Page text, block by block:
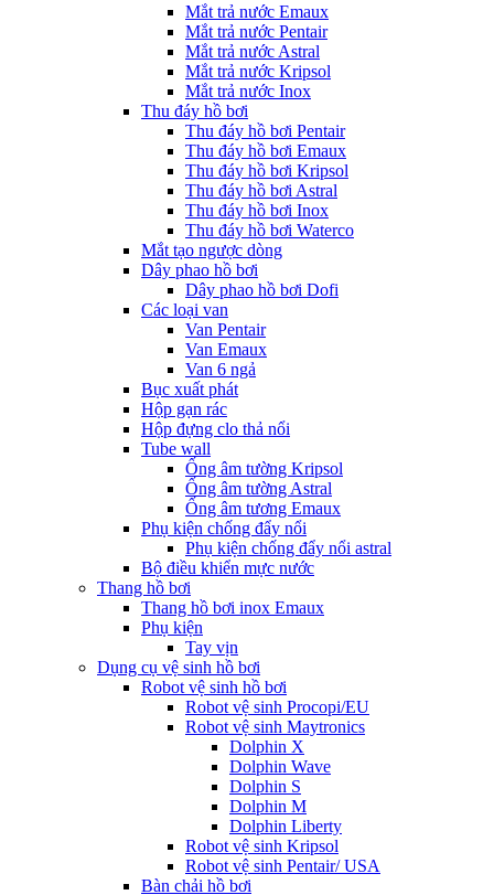
Mắt trả nước Emaux
Mắt trả nước Pentair
Mắt trả nước Astral
Mắt trả nước Kripsol
Mắt trả nước Inox
Thu đáy hồ bơi
Thu đáy hồ bơi Pentair
Thu đáy hồ bơi Emaux
Thu đáy hồ bơi Kripsol
Thu đáy hồ bơi Astral
Thu đáy hồ bơi Inox
Thu đáy hồ bơi Waterco
Mắt tạo ngược dòng
Dây phao hồ bơi
Dây phao hồ bơi Dofi
Các loại van
Van Pentair
Van Emaux
Van 6 ngả
Bục xuất phát
Hộp gạn rác
Hộp đựng clo thả nổi
Tube wall
Ống âm tường Kripsol
Ống âm tường Astral
Ống âm tương Emaux
Phụ kiện chống đẩy nổi
Phụ kiện chống đẩy nổi astral
Bộ điều khiển mực nước
Thang hồ bơi
Thang hồ bơi inox Emaux
Phụ kiện
Tay vịn
Dụng cụ vệ sinh hồ bơi
Robot vệ sinh hồ bơi
Robot vệ sinh Procopi/EU
Robot vệ sinh Maytronics
Dolphin X
Dolphin Wave
Dolphin S
Dolphin M
Dolphin Liberty
Robot vệ sinh Kripsol
Robot vệ sinh Pentair/ USA
Bàn chải hồ bơi